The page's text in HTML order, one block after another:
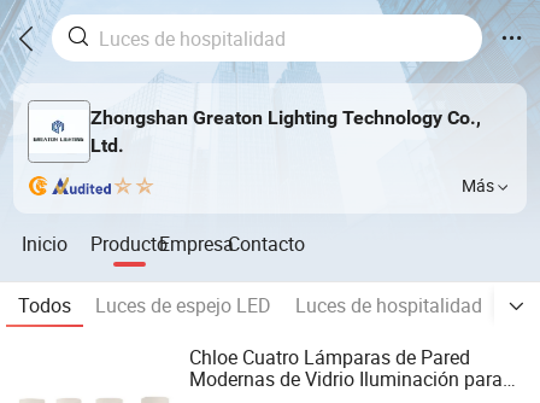
Zhongshan Greaton Lighting Technology Co.,
Ltd.
Más
Inicio ProductoEmpresaContacto
Todos Luces de espejo LED Luces de hospitalidad
Chloe Cuatro Lámparas de Pared
Modernas de Vidrio Iluminación para